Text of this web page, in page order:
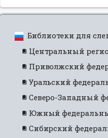
Библиотеки для
Центральный
Приволжский
Уральский
Северо-Западный
Южный
Сибирский